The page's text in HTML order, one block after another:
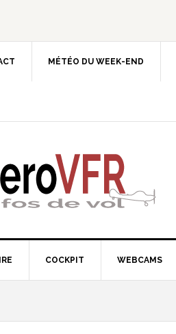
MÉTÉO DU WEEK-END
COCKPIT WEBCAMS